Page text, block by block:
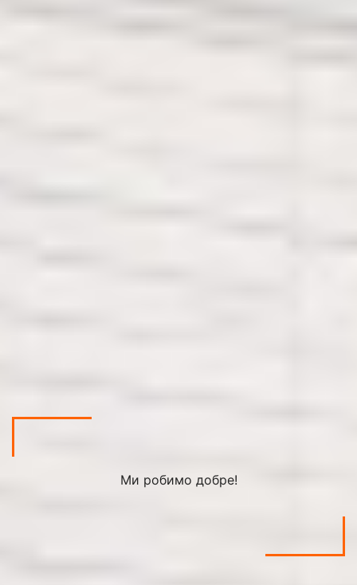
Ми робимо добре!